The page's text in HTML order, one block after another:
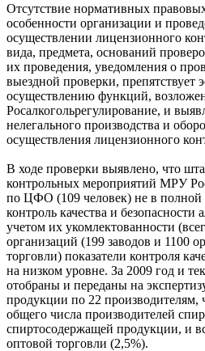
Отсутствие нормативных
особенности организации и
осуществлении лицензионного
вида, предмета, оснований
их проведения, уведомления о
выездной проверки, препятствует
осуществлению функций,
Росалкогольрегулирование, и
нелегального производства и
осуществления лицензионного
В ходе проверки выявлено, что
контрольных мероприятий МРУ
по ЦФО (109 человек) не в полной
контроль качества и
учетом их укомлектованности
организаций (199 заводов и 1100
торговли) показатели контроля
на низком уровне. За 2009 год и
отобраны и переданы на
продукции по 22 производителям,
общего числа производителей
спиртосодержащей продукции, и
оптовой торговли (2,5%).